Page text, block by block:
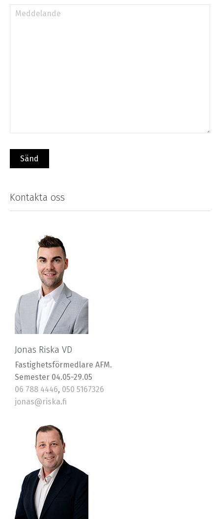
Kontakta oss
Jonas Riska VD
Fastighetsförmedlare AFM.
Semester 04.05-29.05
06 788 4446, 050 5167326
jonas@riska.fi